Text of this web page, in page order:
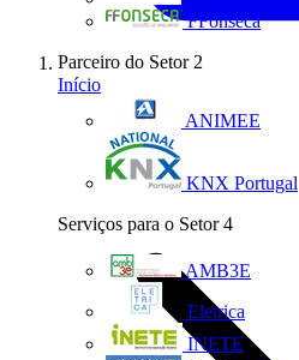
FFonseca
Parceiro do Setor 2
ANIMEE
KNX Portugal
Serviços para o Setor 4
AMB3E
Eletrica
INETE
Início